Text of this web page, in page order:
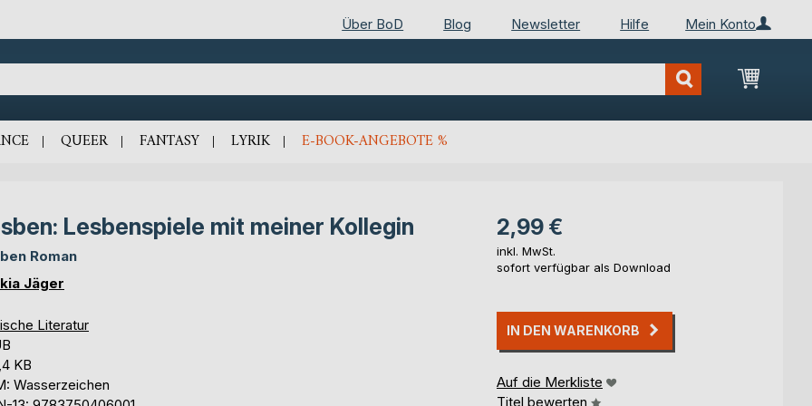
Mein Konto
Über BoD Blog Newsletter Hilfe
Mein
QUEER FANTASY LYRIK E-BOOK-ANGEBOTE %
Lesbenspiele mit meiner Kollegin
Roman
Jäger
Literatur
KB
Wasserzeichen
2,99 €
inkl. MwSt.
sofort verfügbar als Download
IN DEN WARENKORB
Auf die Merkliste
Titel bewerten